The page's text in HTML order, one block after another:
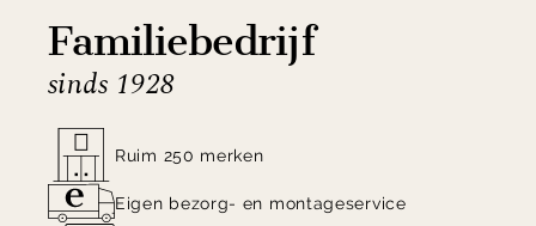
Familiebedrijf
sinds 1928
Ruim 250 merken
Eigen bezorg- en montageservice